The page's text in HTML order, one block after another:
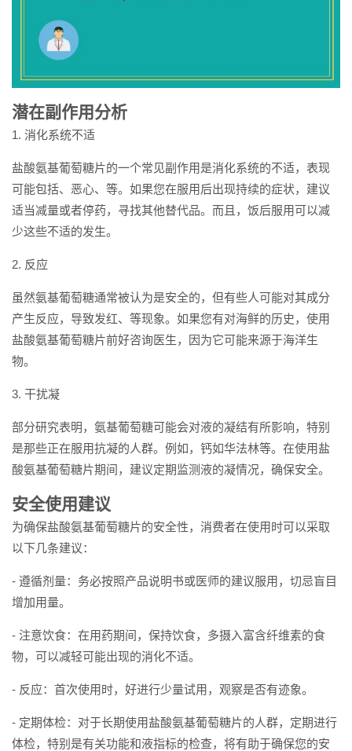
潜在副作用分析
1. 消化系统不适
盐酸氨基葡萄糖片的一个常见副作用是消化系统的不适，表现
可能包括、恶心、等。如果您在服用后出现持续的症状，建议
适当减量或者停药，寻找其他替代品。而且，饭后服用可以减
少这些不适的发生。
2. 反应
虽然氨基葡萄糖通常被认为是安全的，但有些人可能对其成分
产生反应，导致发红、等现象。如果您有对海鲜的历史，使用
盐酸氨基葡萄糖片前好咨询医生，因为它可能来源于海洋生
物。
3. 干扰凝
部分研究表明，氨基葡萄糖可能会对液的凝结有所影响，特别
是那些正在服用抗凝的人群。例如，钙如华法林等。在使用盐
酸氨基葡萄糖片期间，建议定期监测液的凝情况，确保安全。
安全使用建议
为确保盐酸氨基葡萄糖片的安全性，消费者在使用时可以采取
以下几条建议：
- 遵循剂量：务必按照产品说明书或医师的建议服用，切忌盲目
增加用量。
- 注意饮食：在用药期间，保持饮食，多摄入富含纤维素的食
物，可以减轻可能出现的消化不适。
- 反应：首次使用时，好进行少量试用，观察是否有迹象。
- 定期体检：对于长期使用盐酸氨基葡萄糖片的人群，定期进行
体检，特别是有关功能和液指标的检查，将有助于确保您的安